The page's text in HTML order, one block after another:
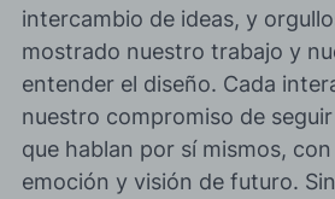
intercambio de ideas, y
mostrado nuestro trabajo y
entender el diseño. Cada
nuestro compromiso de
que hablan por sí mismos,
emoción y visión de futuro.